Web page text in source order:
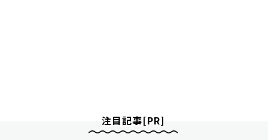
注目記事[PR]